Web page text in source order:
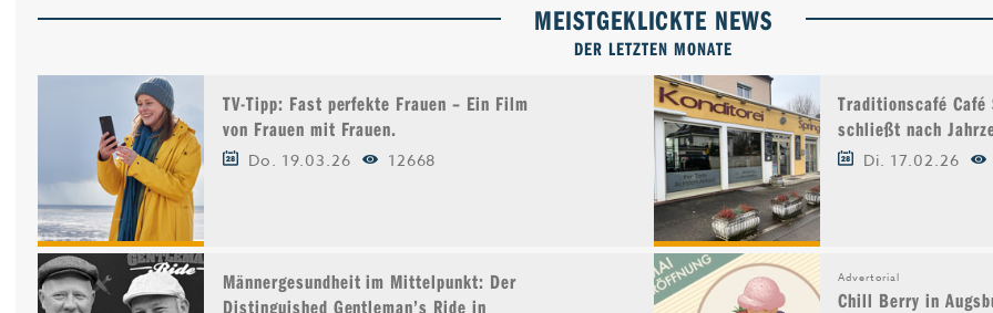
MEISTGEKLICKTE NEWS
DER LETZTEN MONATE
TV-Tipp: Fast perfekte Frauen – Ein Film
von Frauen mit Frauen.
Do. 19.03.26 12668
Traditionscafé
schließt nach
Di. 17.02.26
Männergesundheit im Mittelpunkt: Der
Distinguished Gentleman’s Ride in
Advertorial
Chill Berry in